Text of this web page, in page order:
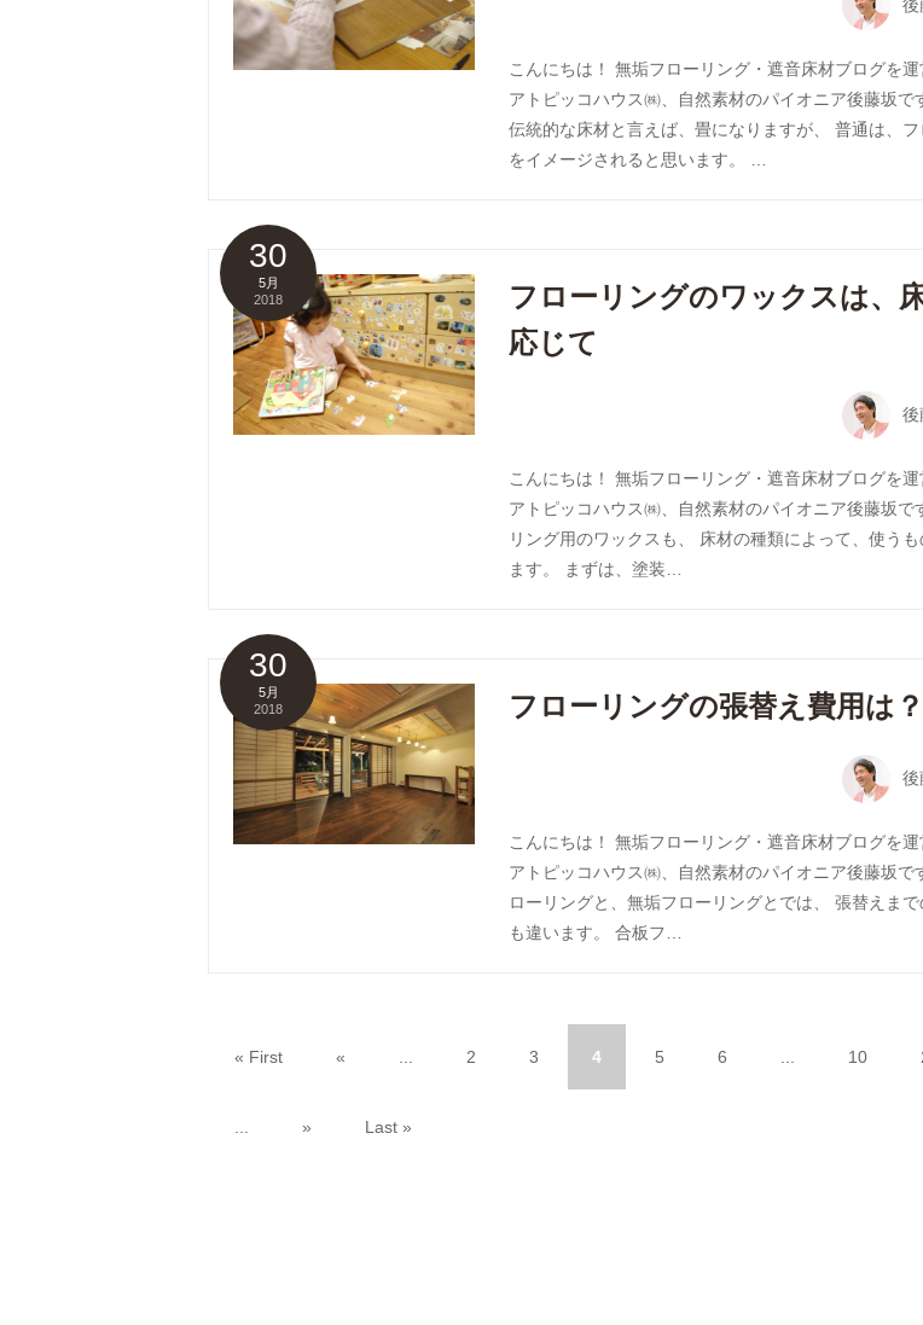
こんにちは！ 無垢フローリング・遮音床材ブログを運
アトピッコハウス㈱、自然素材のパイオニア後藤坂で
伝統的な床材と言えば、畳になりますが、 普通は、
をイメージされると思います。 …
30
5月
2018
フローリングのワックスは、
応じて
こんにちは！ 無垢フローリング・遮音床材ブログを運
アトピッコハウス㈱、自然素材のパイオニア後藤坂で
リング用のワックスも、 床材の種類によって、使うも
ます。 まずは、塗装…
30
5月
2018
フローリングの張替え費用は？
こんにちは！ 無垢フローリング・遮音床材ブログを運
アトピッコハウス㈱、自然素材のパイオニア後藤坂で
ローリングと、無垢フローリングとでは、 張替えま
も違います。 合板フ…
« First « ... 2 3 4 5 6 ... 10
... » Last »